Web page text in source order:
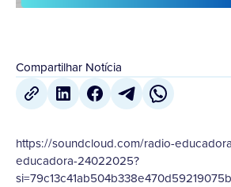
Compartilhar Notícia
https://soundcloud.com/radio-
educadora-24022025?